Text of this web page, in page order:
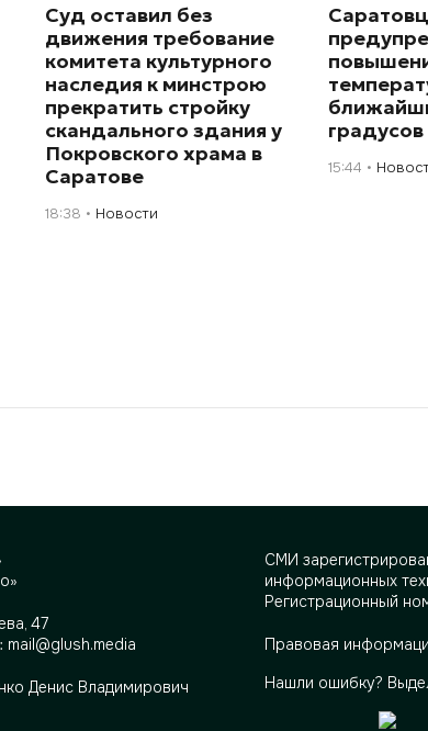
Суд оставил без
движения требование
комитета культурного
наследия к минстрою
прекратить стройку
скандального здания у
Покровского храма в
Саратове
18:38 Новости
градусов
15:44
47
mail@glush.media
Денис Владимирович
СМИ
информационных
Регистрационный
Правовая
Нашли ошибку?